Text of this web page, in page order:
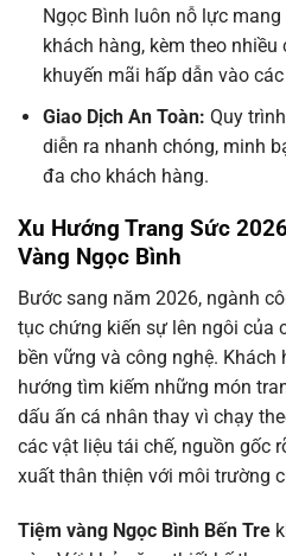
Ngọc Bình luôn nỗ lực
khách hàng, kèm theo
khuyến mãi hấp dẫn vào
Giao Dịch An Toàn: Quy
diễn ra nhanh chóng, minh
đa cho khách hàng.
Xu Hướng Trang Sức
Vàng Ngọc Bình
Bước sang năm 2026, ngành
tục chứng kiến sự lên ngôi của
bền vững và công nghệ. Khách
hướng tìm kiếm những món
dấu ấn cá nhân thay vì chạy
các vật liệu tái chế, nguồn gốc
xuất thân thiện với môi trường
Tiệm vàng Ngọc Bình Bến Tre